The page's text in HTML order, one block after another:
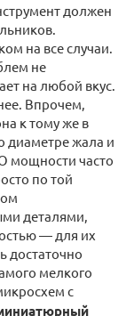
должен
на все случаи.
не
на любой вкус.
Впрочем,
к тому же в
диаметре жала и
мощности часто
по той
деталями,
— для их
достаточно
мелкого
с